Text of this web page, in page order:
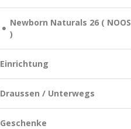
Newborn Naturals 26 ( NOOS
)
Einrichtung
Draussen / Unterwegs
Geschenke